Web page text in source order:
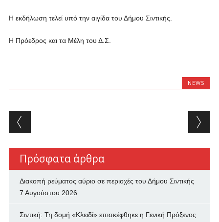
Η εκδήλωση τελεί υπό την αιγίδα του Δήμου Σιντικής.
Η Πρόεδρος και τα Μέλη του Δ.Σ.
NEWS
Post navigation
Πρόσφατα άρθρα
Διακοπή ρεύματος αύριο σε περιοχές του Δήμου Σιντικής
7 Αυγούστου 2026
Σιντική: Τη δομή «Κλειδί» επισκέφθηκε η Γενική Πρόξενος